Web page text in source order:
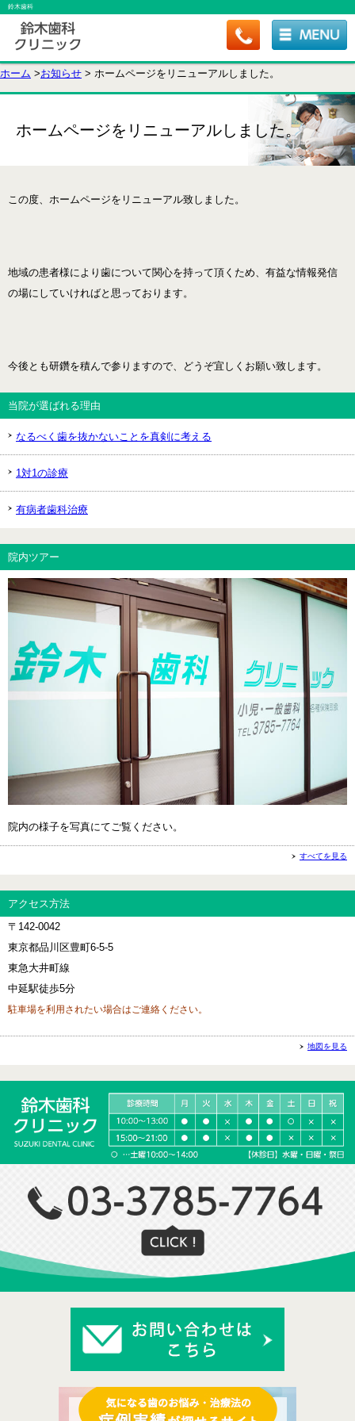
鈴木歯科
ホーム >お知らせ > ホームページをリニューアルしました。
ホームページをリニューアルしました。
この度、ホームページをリニューアル致しました。
地域の患者様により歯について関心を持って頂くため、有益な情報発信
の場にしていければと思っております。
今後とも研鑽を積んで参りますので、どうぞ宜しくお願い致します。
当院が選ばれる理由
なるべく歯を抜かないことを真剣に考える
1対1の診療
有病者歯科治療
院内ツアー
院内の様子を写真にてご覧ください。
すべてを見る
アクセス方法
〒142-0042
東京都品川区豊町6-5-5
東急大井町線
中延駅徒歩5分
駐車場を利用されたい場合はご連絡ください。
地図を見る